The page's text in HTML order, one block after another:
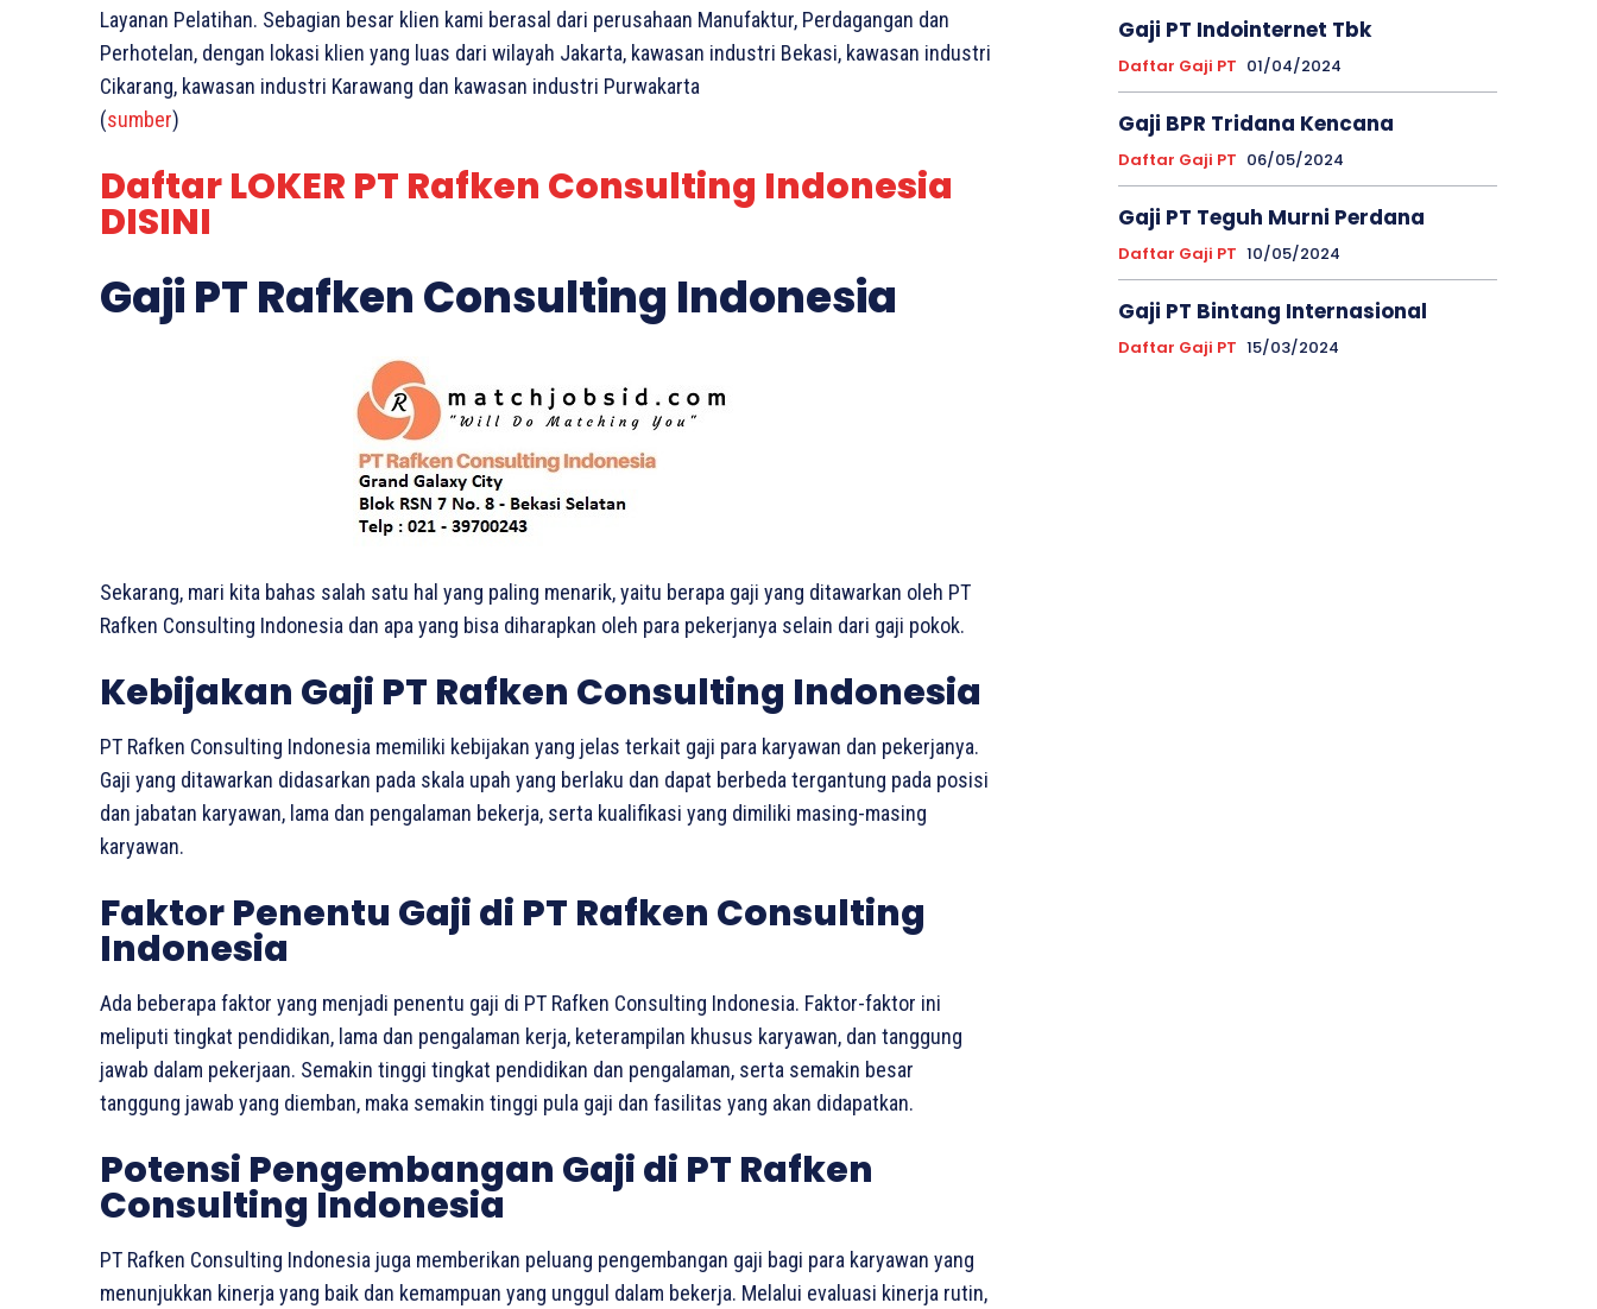
Layanan Pelatihan. Sebagian besar klien kami berasal dari perusahaan Manufaktur, Perdagangan dan
Perhotelan, dengan lokasi klien yang luas dari wilayah Jakarta, kawasan industri Bekasi, kawasan industri
Cikarang, kawasan industri Karawang dan kawasan industri Purwakarta
(sumber)
Daftar LOKER PT Rafken Consulting Indonesia
DISINI
Gaji PT Rafken Consulting Indonesia
Sekarang, mari kita bahas salah satu hal yang paling menarik, yaitu berapa gaji yang ditawarkan oleh PT
Rafken Consulting Indonesia dan apa yang bisa diharapkan oleh para pekerjanya selain dari gaji pokok.
Kebijakan Gaji PT Rafken Consulting Indonesia
PT Rafken Consulting Indonesia memiliki kebijakan yang jelas terkait gaji para karyawan dan pekerjanya.
Gaji yang ditawarkan didasarkan pada skala upah yang berlaku dan dapat berbeda tergantung pada posisi
dan jabatan karyawan, lama dan pengalaman bekerja, serta kualifikasi yang dimiliki masing-masing
karyawan.
Faktor Penentu Gaji di PT Rafken Consulting
Indonesia
Ada beberapa faktor yang menjadi penentu gaji di PT Rafken Consulting Indonesia. Faktor-faktor ini
meliputi tingkat pendidikan, lama dan pengalaman kerja, keterampilan khusus karyawan, dan tanggung
jawab dalam pekerjaan. Semakin tinggi tingkat pendidikan dan pengalaman, serta semakin besar
tanggung jawab yang diemban, maka semakin tinggi pula gaji dan fasilitas yang akan didapatkan.
Potensi Pengembangan Gaji di PT Rafken
Consulting Indonesia
PT Rafken Consulting Indonesia juga memberikan peluang pengembangan gaji bagi para karyawan yang
menunjukkan kinerja yang baik dan kemampuan yang unggul dalam bekerja. Melalui evaluasi kinerja rutin,
Gaji PT Indointernet Tbk
Daftar Gaji PT 01/04/2024
Gaji BPR Tridana Kencana
Daftar Gaji PT 06/05/2024
Gaji PT Teguh Murni Perdana
Daftar Gaji PT 10/05/2024
Gaji PT Bintang Internasional
Daftar Gaji PT 15/03/2024